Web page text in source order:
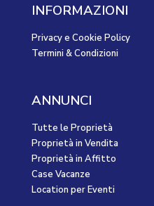
INFORMAZIONI
Privacy e Cookie Policy
Termini & Condizioni
ANNUNCI
Tutte le Proprietà
Proprietà in Vendita
Proprietà in Affitto
Case Vacanze
Location per Eventi